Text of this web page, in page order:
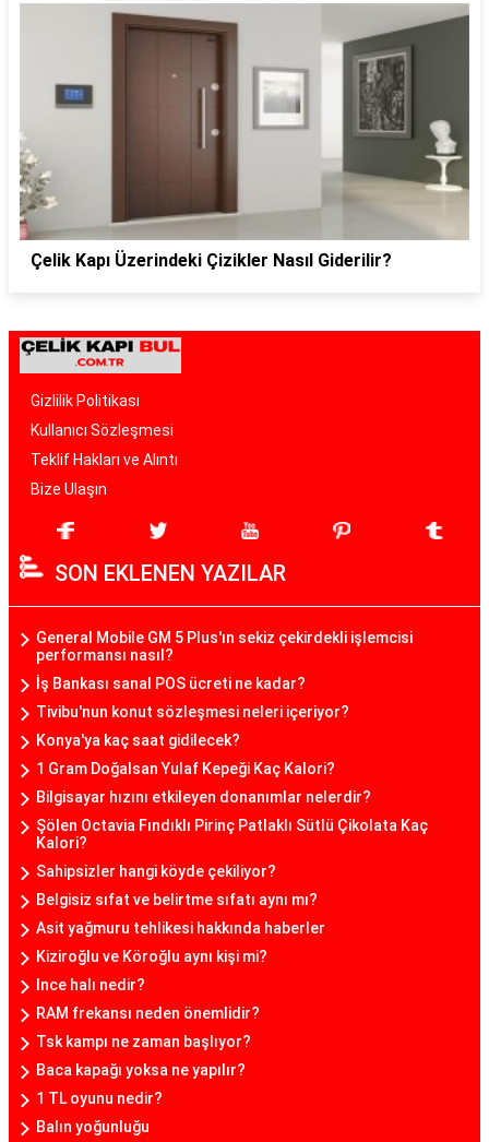
Çelik Kapı Üzerindeki Çizikler Nasıl Giderilir?
Gizlilik Politikası
Kullanıcı Sözleşmesi
Teklif Hakları ve Alıntı
Bize Ulaşın
SON EKLENEN YAZILAR
General Mobile GM 5 Plus'ın sekiz çekirdekli işlemcisi
performansı nasıl?
İş Bankası sanal POS ücreti ne kadar?
Tivibu'nun konut sözleşmesi neleri içeriyor?
Konya'ya kaç saat gidilecek?
1 Gram Doğalsan Yulaf Kepeği Kaç Kalori?
Bilgisayar hızını etkileyen donanımlar nelerdir?
Şölen Octavia Fındıklı Pirinç Patlaklı Sütlü Çikolata Kaç
Kalori?
Sahipsizler hangi köyde çekiliyor?
Belgisiz sıfat ve belirtme sıfatı aynı mı?
Asit yağmuru tehlikesi hakkında haberler
Kiziroğlu ve Köroğlu aynı kişi mi?
Ince halı nedir?
RAM frekansı neden önemlidir?
Tsk kampı ne zaman başlıyor?
Baca kapağı yoksa ne yapılır?
1 TL oyunu nedir?
Balın yoğunluğu